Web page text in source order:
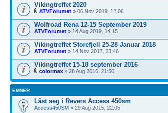
Vikingtreffet 2020
ATVForumet » 06 Nov 2019, 12:06
Wolfroad Rena 12-15 September 2019
ATVForumet » 14 Aug 2019, 14:15
Vikingtreffet Storefjell 25-28 Januar 2018
ATVForumet » 14 Nov 2017, 23:46
Vikingtreffet 15-18 september 2016
colormax » 28 Aug 2016, 21:50
EMNER
Låst seg i Revers Access 450sm
Access450SM » 29 Aug 2015, 22:05